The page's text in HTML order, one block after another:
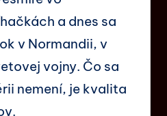
a dnes sa
v Normandii, v
vojny. Čo sa
nemení, je kvalita